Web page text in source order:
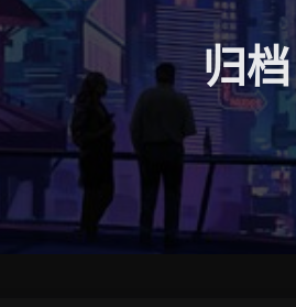
归档